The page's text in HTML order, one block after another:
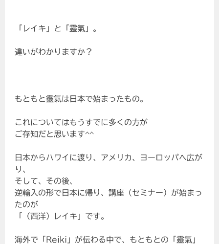
「レイキ」と「靈氣」。
違いがわかりますか？
もともと靈氣は日本で始まったもの。
これについてはもうすでに多くの方が
ご存知だと思います^^
日本からハワイに渡り、アメリカ、ヨーロッパへ広が
り、
そして、その後、
逆輸入の形で日本に帰り、講座（セミナー）が始まっ
たのが
「（西洋）レイキ」です。
海外で「Reiki」が伝わる中で、もともとの「靈氣」